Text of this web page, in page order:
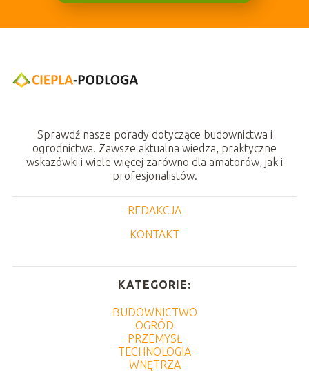
Sprawdź nasze porady dotyczące budownictwa i
ogrodnictwa. Zawsze aktualna wiedza, praktyczne
wskazówki i wiele więcej zarówno dla amatorów, jak i
profesjonalistów.
REDAKCJA
KONTAKT
KATEGORIE:
BUDOWNICTWO
OGRÓD
PRZEMYSŁ
TECHNOLOGIA
WNĘTRZA